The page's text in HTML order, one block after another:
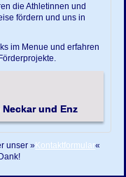
die Athletinnen und
fördern und uns in
im Menue und erfahren
und Enz
unser »Kontaktformular«